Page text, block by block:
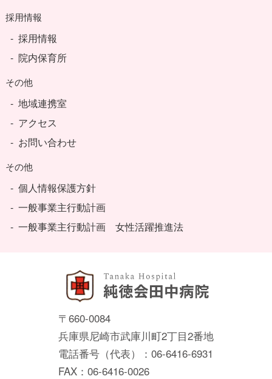
採用情報
採用情報
院内保育所
その他
地域連携室
アクセス
お問い合わせ
その他
個人情報保護方針
一般事業主行動計画
一般事業主行動計画 女性活躍推進法
〒660-0084
兵庫県尼崎市武庫川町2丁目2番地
電話番号（代表）：06-6416-6931
FAX：06-6416-0026